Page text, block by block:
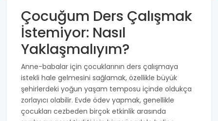
Çocuğum Ders Çalışmak
İstemiyor: Nasıl
Yaklaşmalıyım?
Anne-babalar için çocuklarının ders çalışmaya
istekli hale gelmesini sağlamak, özellikle büyük
şehirlerdeki yoğun yaşam temposu içinde oldukça
zorlayıcı olabilir. Evde ödev yapmak, genellikle
çocukları cezbeden birçok etkinlik arasında